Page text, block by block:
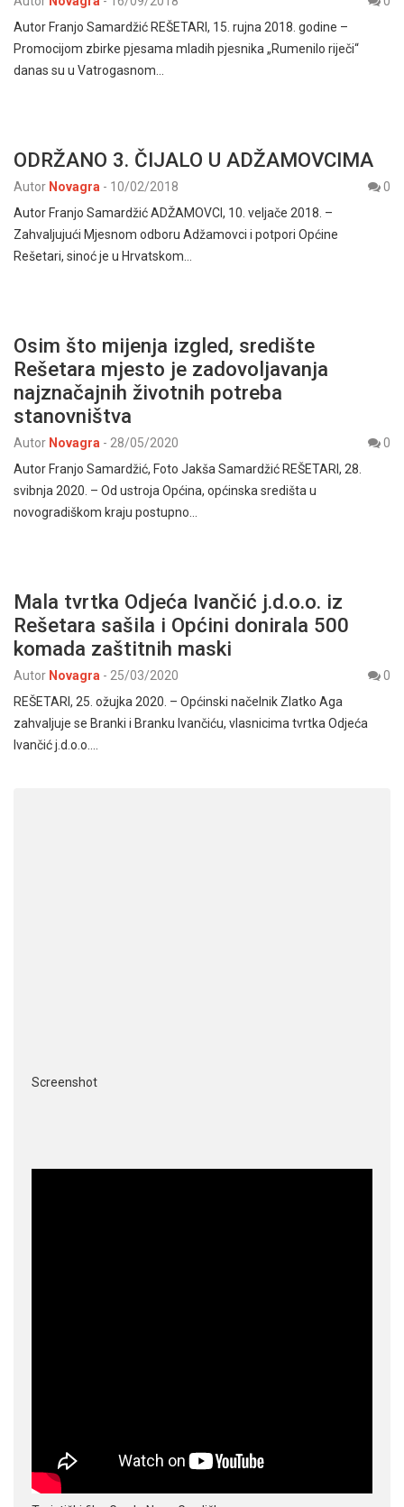
Autor Franjo Samardžić REŠETARI, 15. rujna 2018. godine –
Promocijom zbirke pjesama mladih pjesnika „Rumenilo riječi“
danas su u Vatrogasnom…
ODRŽANO 3. ČIJALO U ADŽAMOVCIMA
Autor Novagra - 10/02/2018
0
Autor Franjo Samardžić ADŽAMOVCI, 10. veljače 2018. –
Zahvaljujući Mjesnom odboru Adžamovci i potpori Općine
Rešetari, sinoć je u Hrvatskom…
Osim što mijenja izgled, središte
Rešetara mjesto je zadovoljavanja
najznačajnih životnih potreba
stanovništva
Autor Novagra - 28/05/2020
0
Autor Franjo Samardžić, Foto Jakša Samardžić REŠETARI, 28.
svibnja 2020. – Od ustroja Općina, općinska središta u
novogradiškom kraju postupno…
Mala tvrtka Odjeća Ivančić j.d.o.o. iz
Rešetara sašila i Općini donirala 500
komada zaštitnih maski
Autor Novagra - 25/03/2020
0
REŠETARI, 25. ožujka 2020. – Općinski načelnik Zlatko Aga
zahvaljuje se Branki i Branku Ivančiću, vlasnicima tvrtka Odjeća
Ivančić j.d.o.o.…
Screenshot